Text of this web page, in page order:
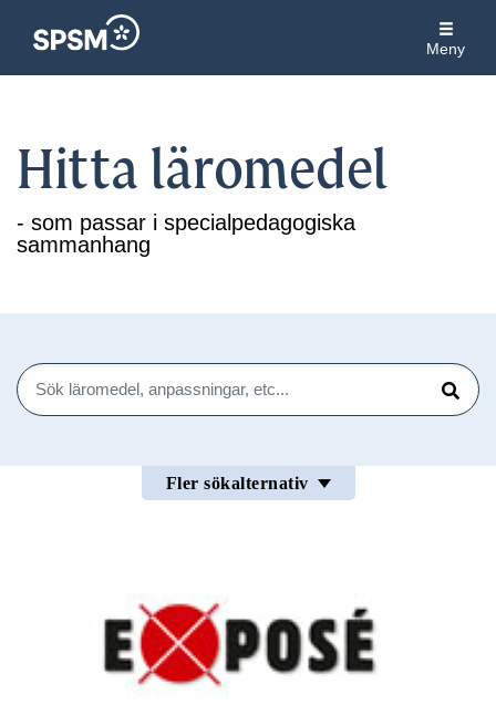
Meny
Hitta läromedel
- som passar i specialpedagogiska
sammanhang
Sök
Sök
Fler sökalternativ